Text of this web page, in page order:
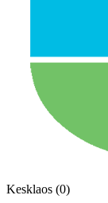
Kesklaos (0)